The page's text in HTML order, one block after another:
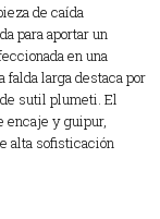
de caída
para aportar un
en una
falda larga destaca por
sutil plumeti. El
encaje y guipur,
alta sofisticación